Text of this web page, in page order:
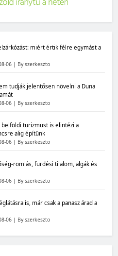
miért értik félre egymást a
06 By szerkeszto
tudják jelentősen növelni a Duna
06 By szerkeszto
belföldi turizmust is elintézi a
alig építünk
06 By szerkeszto
romlás, fürdési tilalom, algák és
06 By szerkeszto
is, már csak a panasz árad a
06 By szerkeszto